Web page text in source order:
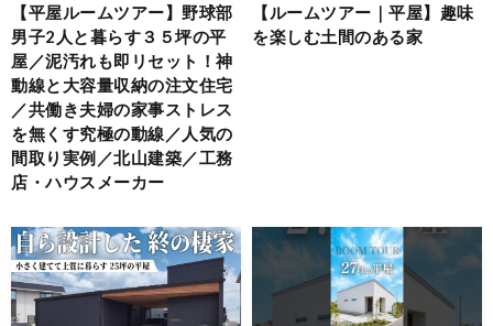
【平屋ルームツアー】野球部
男子2人と暮らす３５坪の平
屋／泥汚れも即リセット！神
動線と大容量収納の注文住宅
／共働き夫婦の家事ストレス
を無くす究極の動線／人気の
間取り実例／北山建築／工務
店・ハウスメーカー
【ルームツアー｜平屋】趣味
を楽しむ土間のある家